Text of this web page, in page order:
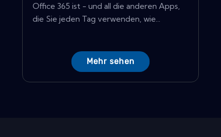
Office 365 ist - und all die anderen Apps,
die Sie jeden Tag verwenden, wie...
Mehr sehen